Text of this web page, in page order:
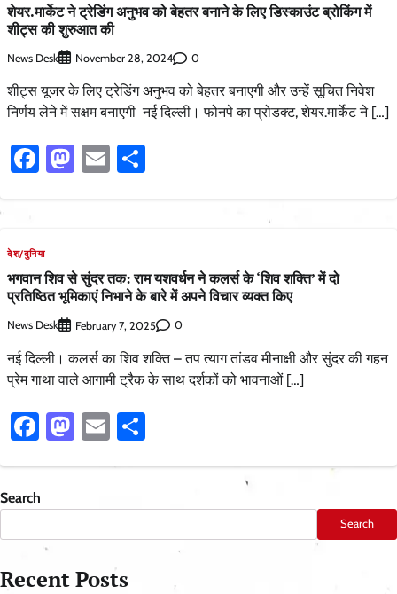
शेयर.मार्केट ने ट्रेडिंग अनुभव को बेहतर बनाने के लिए डिस्काउंट ब्रोकिंग में
शीट्स की शुरुआत की
News Desk November 28, 2024 0
शीट्स यूजर के लिए ट्रेडिंग अनुभव को बेहतर बनाएगी और उन्हें सूचित निवेश
निर्णय लेने में सक्षम बनाएगी नई दिल्ली। फोनपे का प्रोडक्ट, शेयर.मार्केट ने […]
Facebook
Mastodon
Email
देश/दुनिया
भगवान शिव से सुंदर तक: राम यशवर्धन ने कलर्स के ‘शिव शक्ति’ में दो
प्रतिष्ठित भूमिकाएं निभाने के बारे में अपने विचार व्यक्त किए
News Desk February 7, 2025 0
नई दिल्ली। कलर्स का शिव शक्ति – तप त्याग तांडव मीनाक्षी और सुंदर की गहन
प्रेम गाथा वाले आगामी ट्रैक के साथ दर्शकों को भावनाओं […]
Facebook
Mastodon
Email
Search
Search
Recent Posts